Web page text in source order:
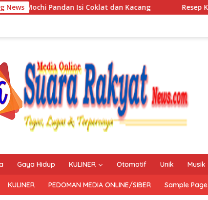
News
Pandan Isi Coklat dan Kacang Resep Kue moci
Gaya Hidup KULINER Otomotif Unik Musik
KULINER PEDOMAN MEDIA ONLINE/SIBER Sample Page